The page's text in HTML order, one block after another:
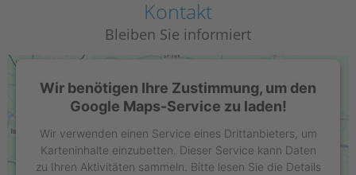
Kontakt
Bleiben Sie informiert
Wir benötigen Ihre Zustimmung, um den
Google Maps-Service zu laden!
Wir verwenden einen Service eines Drittanbieters, um
Karteninhalte einzubetten. Dieser Service kann Daten
zu Ihren Aktivitäten sammeln. Bitte lesen Sie die Details